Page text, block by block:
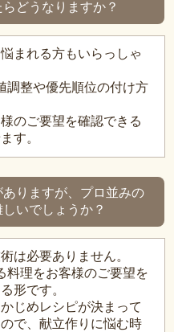
どうなりますか？
まれる方もいらっしゃ
調整や優先順位の付け方
のご要望を確認できる
す。
りますが、プロ並みの
いでしょうか？
は必要ありません。
料理をお客様のご要望を
形です。
じめレシピが決まって
で、献立作りに悩む時